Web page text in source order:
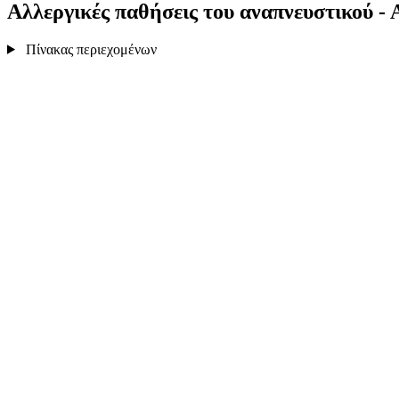
Αλλεργικές παθήσεις του αναπνευστικού -
Πίνακας περιεχομένων